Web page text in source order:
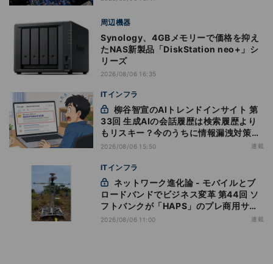
周辺機器
Synology、4GBメモリーで価格を抑え
たNAS新製品「DiskStation neo+」シ
リーズ
2026/08/06 16:35
ITインフラ
33回 生成AIの会話履歴は検索履歴より
もリスキー？今のうちに情報漏洩対策を
万全にしておこう
2026/08/06 15:50 連載
ITインフラ
ロードバンドでビジネス変革 第44回 ソ
フトバンクが「HAPS」のプレ商用サー
ビス開始を表明、本格的な商用展開のめ
2026/08/06 11:00 連載